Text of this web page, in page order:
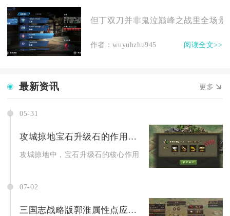
但丁双刀并非鬼泣巅峰之战里全场
作者：wuyuhzhu945 阅读全文>>
最新资讯 更多
05-31
攻城掠地宝石升级石的作用是什么
攻城掠地中，宝石升级石的核心作用是快速提升宝石等级、助
07-02
三国志战略版郭淮属性点应该如何加点